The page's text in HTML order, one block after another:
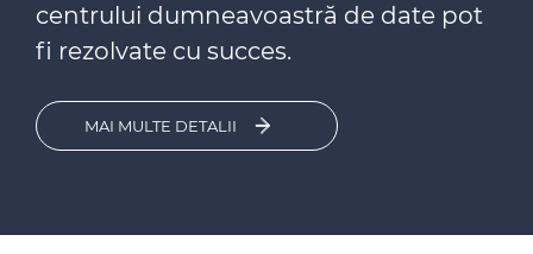
centrului dumneavoastră de date pot
fi rezolvate cu succes.
MAI MULTE DETALII